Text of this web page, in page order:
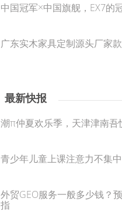
中国冠军×中国旗舰，EX7的
广东实木家具定制源头厂家
最新快报
潮π仲夏欢乐季，天津津南吾
青少年儿童上课注意力不集
外贸GEO服务一般多少钱？
指